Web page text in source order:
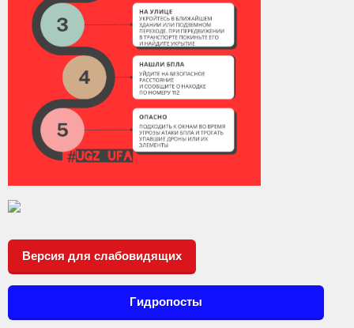
Версия для слабовидящих
Гидропосты